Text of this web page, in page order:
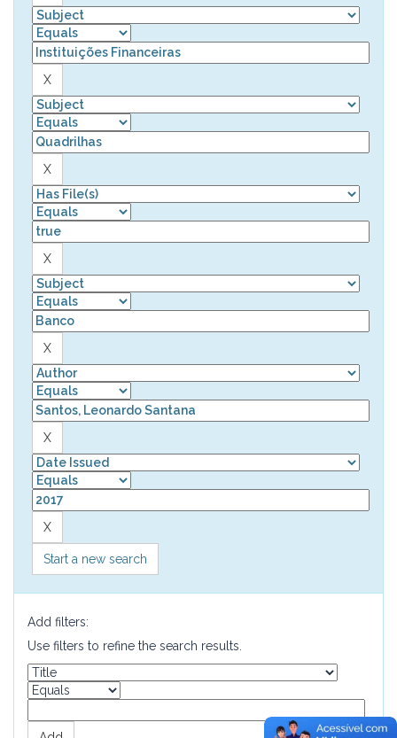
Start a new search
Add filters:
Use filters to refine the search results.